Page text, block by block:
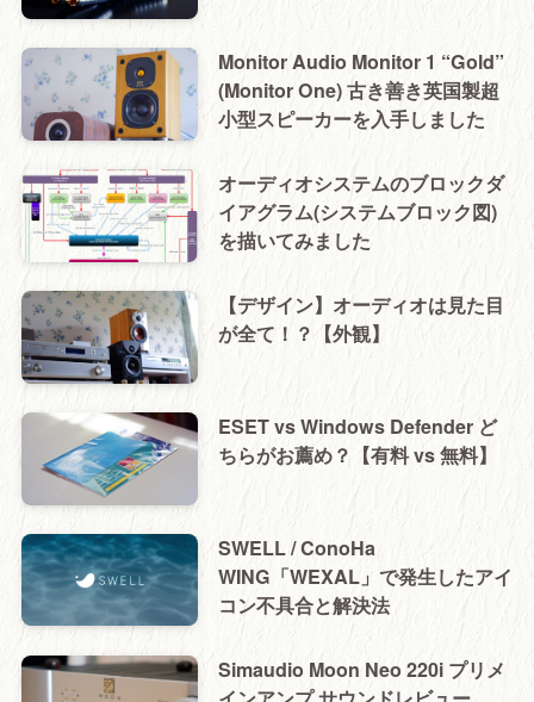
Monitor Audio Monitor 1 “Gold”
(Monitor One) 古き善き英国製超
小型スピーカーを入手しました
オーディオシステムのブロックダ
イアグラム(システムブロック図)
を描いてみました
【デザイン】オーディオは見た目
が全て！？【外観】
ESET vs Windows Defender ど
ちらがお薦め？【有料 vs 無料】
SWELL / ConoHa
WING「WEXAL」で発生したアイ
コン不具合と解決法
Simaudio Moon Neo 220i プリメ